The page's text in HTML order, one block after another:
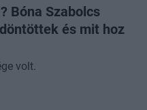
Bóna Szabolcs
és mit hoz
volt.